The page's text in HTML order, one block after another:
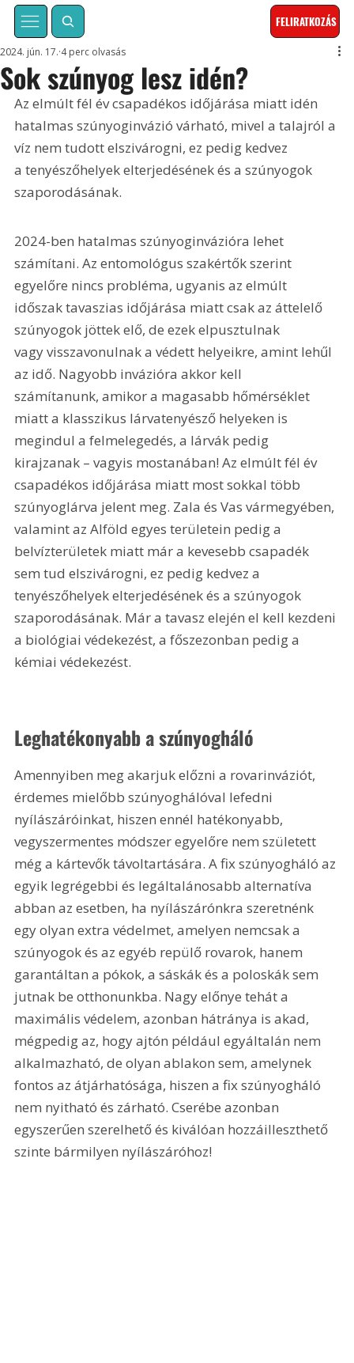
FELIRATKOZÁS
Sok szúnyog lesz idén?
2024. jún. 17. 4 perc olvasás
Az elmúlt fél év csapadékos időjárása miatt idén
hatalmas szúnyoginvázió várható, mivel a talajról a
víz nem tudott elszivárogni, ez pedig kedvez
a tenyészőhelyek elterjedésének és a szúnyogok
szaporodásának.
2024-ben hatalmas szúnyoginvázióra lehet
számítani. Az entomológus szakértők szerint
egyelőre nincs probléma, ugyanis az elmúlt
időszak tavaszias időjárása miatt csak az áttelelő
szúnyogok jöttek elő, de ezek elpusztulnak
vagy visszavonulnak a védett helyeikre, amint lehűl
az idő. Nagyobb invázióra akkor kell
számítanunk, amikor a magasabb hőmérséklet
miatt a klasszikus lárvatenyésző helyeken is
megindul a felmelegedés, a lárvák pedig
kirajzanak – vagyis mostanában! Az elmúlt fél év
csapadékos időjárása miatt most sokkal több
szúnyoglárva jelent meg. Zala és Vas vármegyében,
valamint az Alföld egyes területein pedig a
belvízterületek miatt már a kevesebb csapadék
sem tud elszivárogni, ez pedig kedvez a
tenyészőhelyek elterjedésének és a szúnyogok
szaporodásának. Már a tavasz elején el kell kezdeni
a biológiai védekezést, a főszezonban pedig a
kémiai védekezést.
Leghatékonyabb a szúnyogháló
Amennyiben meg akarjuk előzni a rovarinváziót,
érdemes mielőbb szúnyoghálóval lefedni
nyílászáróinkat, hiszen ennél hatékonyabb,
vegyszermentes módszer egyelőre nem született
még a kártevők távoltartására. A fix szúnyogháló az
egyik legrégebbi és legáltalánosabb alternatíva
abban az esetben, ha nyílászárónkra szeretnénk
egy olyan extra védelmet, amelyen nemcsak a
szúnyogok és az egyéb repülő rovarok, hanem
garantáltan a pókok, a sáskák és a poloskák sem
jutnak be otthonunkba. Nagy előnye tehát a
maximális védelem, azonban hátránya is akad,
mégpedig az, hogy ajtón például egyáltalán nem
alkalmazható, de olyan ablakon sem, amelynek
fontos az átjárhatósága, hiszen a fix szúnyogháló
nem nyitható és zárható. Cserébe azonban
egyszerűen szerelhető és kiválóan hozzáilleszthető
szinte bármilyen nyílászáróhoz!